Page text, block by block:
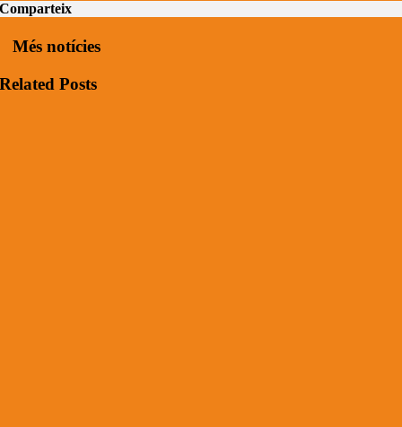
Comparteix
Més notícies
Related Posts